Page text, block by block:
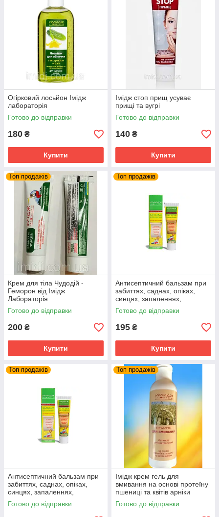
Огірковий лосьйон Імідж
лабораторія
Готово до відправки
180 ₴
Купити
Імідж стоп прищ усуває
прищі та вугрі
Готово до відправки
140 ₴
Купити
Топ продажів
Крем для тіла Чудодій -
Геморон від Імідж
Лабораторія
Готово до відправки
200 ₴
Купити
Топ продажів
Антисептичний бальзам при
забиттях, саднах, опіках,
синцях, запаленнях,
нагноєннях, набряках,
обмороженнях, пораненнях
Готово до відправки
195 ₴
Купити
Топ продажів
Антисептичний бальзам при
забиттях, саднах, опіках,
синцях, запаленнях,
нагноєннях, набряках,
обмороженнях, пораненнях
Готово до відправки
Топ продажів
Імідж крем гель для
вмивання на основі протеїну
пшениці та квітів арніки
Готово до відправки